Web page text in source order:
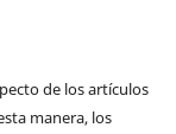
de los artículos
manera, los